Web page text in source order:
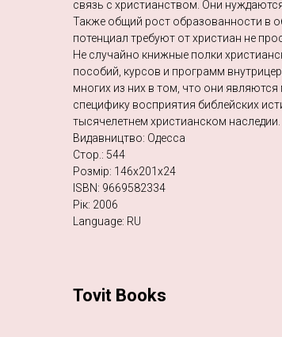
связь с христианством. Они
Также общий рост образованности в
потенциал требуют от христиан не
Не случайно книжные полки
пособий, курсов и программ
многих из них в том, что они
специфику восприятия библейских
тысячелетнем христианском наследии.
Видавництво: Одесса
Стор.: 544
Розмір: 146х201х24
ISBN: 9669582334
Рік: 2006
Language: RU
Tovit Books